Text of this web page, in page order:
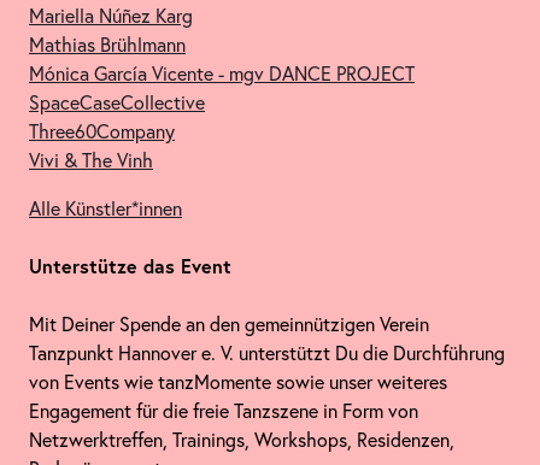
Mariella Núñez Karg
Mathias Brühlmann
Mónica García Vicente - mgv DANCE PROJECT
SpaceCaseCollective
Three60Company
Vivi & The Vinh
Alle Künstler*innen
Unterstütze das Event
Mit Deiner Spende an den gemeinnützigen Verein
Tanzpunkt Hannover e. V. unterstützt Du die Durchführung
von Events wie tanzMomente sowie unser weiteres
Engagement für die freie Tanzszene in Form von
Netzwerktreffen, Trainings, Workshops, Residenzen,